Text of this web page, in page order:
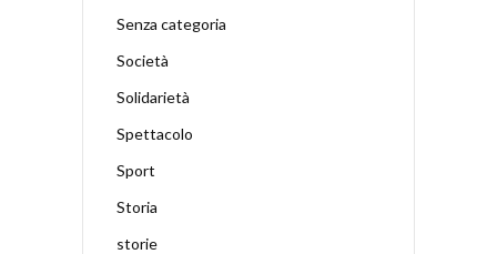
Senza categoria
Società
Solidarietà
Spettacolo
Sport
Storia
storie